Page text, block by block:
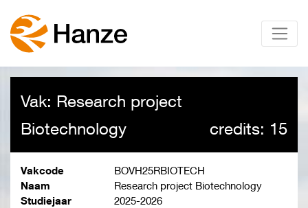
Vak: Research project
Biotechnology
credits: 15
Vakcode
BOVH25RBIOTECH
Naam
Research project Biotechnology
Studiejaar
2025-2026